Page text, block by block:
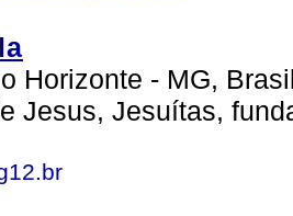
Horizonte - MG,
Jesus, Jesuítas,